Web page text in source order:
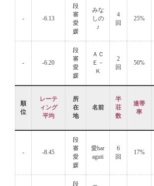
- -6.13
段
審
愛
媛
みな
しの
♪
4
回
25%
- -6.20
段
審
愛
媛
ＡＣ
Ｅ－
Ｋ
2
回
50%
順
位
レーテ
ィング
平均
所
在
地
名前
半
荘
数
連帯
率
- -8.45
段
審
愛
媛
愛har
aguti
6
回
17%
段